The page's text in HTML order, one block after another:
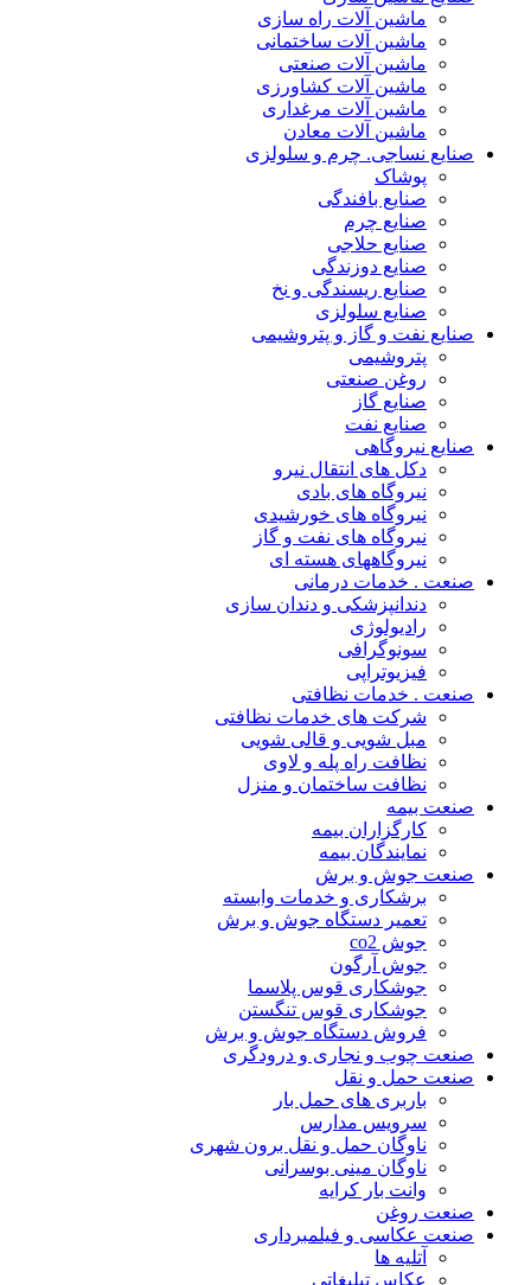
ماشین آلات راه سازی
ماشین آلات ساختمانی
ماشین آلات صنعتی
ماشین آلات کشاورزی
ماشین آلات مرغداری
ماشین آلات معادن
صنایع نساجی. چرم و سلولزی
پوشاک
صنایع بافندگی
صنایع چرم
صنایع حلاجی
صنایع دوزندگی
صنایع ریسندگی و نخ
صنایع سلولزی
صنایع نفت و گاز و پتروشیمی
پتروشیمی
روغن صنعتی
صنایع گاز
صنایع نفت
صنایع نیروگاهی
دکل های انتقال نیرو
نیروگاه های بادی
نیروگاه های خورشیدی
نیروگاه های نفت و گاز
نیروگاههای هسته ای
صنعت . خدمات درمانی
دندانپزشکی و دندان سازی
رادیولوژی
سونوگرافی
فیزیوتراپی
صنعت . خدمات نظافتی
شرکت های خدمات نظافتی
مبل شویی و قالی شویی
نظافت راه پله و لاوی
نظافت ساختمان و منزل
صنعت بیمه
کارگزاران بیمه
نمایندگان بیمه
صنعت جوش و برش
برشکاری و خدمات وابسته
تعمیر دستگاه جوش و برش
جوش co2
جوش آرگون
جوشکاری قوس پلاسما
جوشکاری قوس تنگستن
فروش دستگاه جوش و برش
صنعت چوب و نجاری و درودگری
صنعت حمل و نقل
باربری های حمل بار
سرویس مدارس
ناوگان حمل و نقل برون شهری
ناوگان مینی بوسرانی
وانت بار کرایه
صنعت روغن
صنعت عکاسی و فیلمبرداری
آتلیه ها
عکاس تبلیغاتی